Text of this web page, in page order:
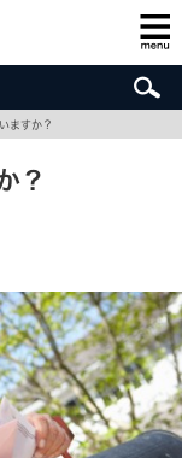
ますか？
？